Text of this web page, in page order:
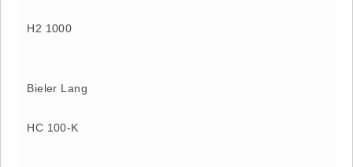
H2 1000
Bieler Lang
HC 100-K